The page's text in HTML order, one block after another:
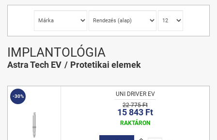
IMPLANTOLÓGIA
Astra Tech EV Protetikai elemek
-30%
UNI DRIVER EV
22 775 Ft
15 843 Ft
RAKTÁRON